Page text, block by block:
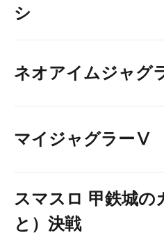
シ
ネオアイムジャグ
マイジャグラーⅤ
スマスロ 甲鉄城の
と）決戦